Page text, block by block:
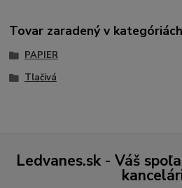
Tovar zaradený v kategóriách
PAPIER
Tlačivá
Ledvanes.sk - Váš